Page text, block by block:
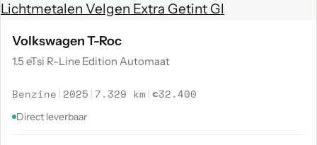
Volkswagen T-Roc
1.5 eTsi R-Line Edition Automaat
Benzine | 2025 | 7.329 km |€32.400
Direct leverbaar